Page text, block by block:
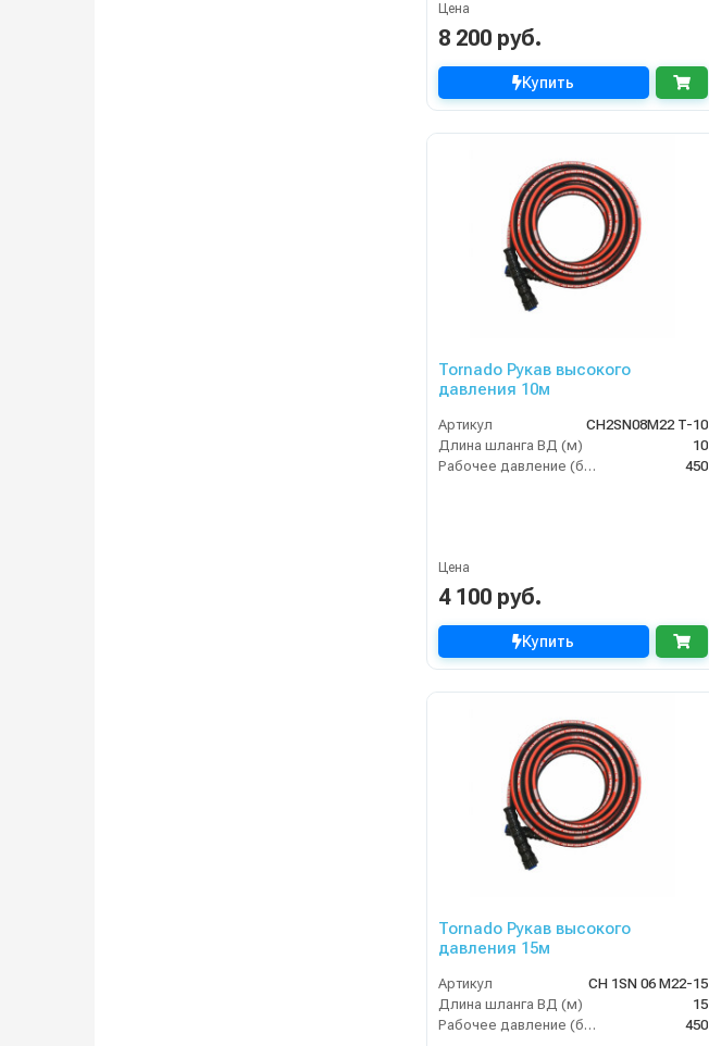
Цена
8 200 руб.
Купить
Tornado Рукав высокого
давления 10м
Артикул
CH2SN08M22 T-10
Длина шланга ВД (м)
10
Рабочее давление (бар)
450
Цена
4 100 руб.
Купить
Tornado Рукав высокого
давления 15м
Артикул
CH 1SN 06 M22-15
Длина шланга ВД (м)
15
Рабочее давление (бар)
450